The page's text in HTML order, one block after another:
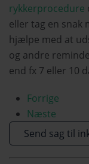
rykkerprocedure
eller tag en snak
hjælpe med at
og andre
end fx 7 eller 10
Forrige
Næste
Send sag til